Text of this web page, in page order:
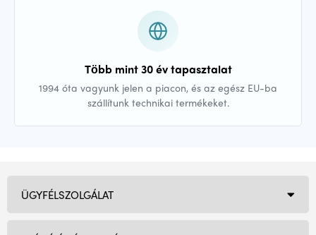
Több mint 30 év tapasztalat
1994 óta vagyunk jelen a piacon, és az egész EU-ba
szállítunk technikai termékeket.
ÜGYFÉLSZOLGÁLAT